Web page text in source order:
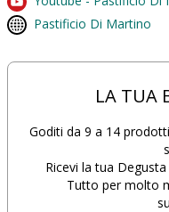
Pastificio Di Martino
LA TUA
Goditi da 9 a 14
Ricevi la tua
Tutto per molto